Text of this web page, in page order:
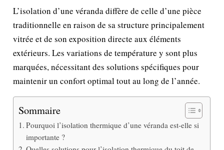
L’isolation d’une véranda diffère de celle d’une pièce
traditionnelle en raison de sa structure principalement
vitrée et de son exposition directe aux éléments
extérieurs. Les variations de température y sont plus
marquées, nécessitant des solutions spécifiques pour
maintenir un confort optimal tout au long de l’année.
Sommaire
Pourquoi l’isolation thermique d’une véranda est-elle si
importante ?